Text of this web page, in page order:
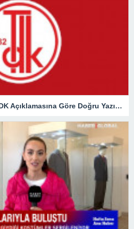
Tırabzan Nasıl Yazılır? TDK Açıklamasına Göre Doğru Yazılışı Trabzan Mı Tırabzan Mı?